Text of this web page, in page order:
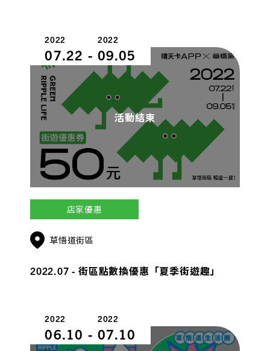
活動結束
2022
07.22 -
2022
09.05
店家優惠
草悟道街區
2022.07 - 街區點數換優惠「夏季街遊趣」
2022
06.10 -
2022
07.10